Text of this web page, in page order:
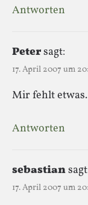
Antworten
Petersagt:
17. April 2007 um
Mir fehlt
Antworten
sebastian
17. April 2007 um